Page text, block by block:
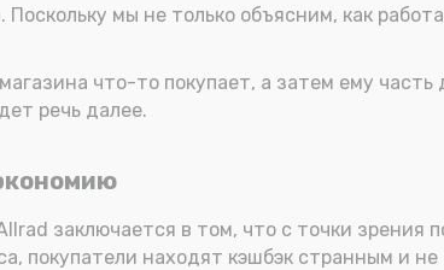
мы не только объясним, как
что-то покупает, а затем ему
речь далее.
заключается в том, что с точки зрения
покупатели находят кэшбэк странным и